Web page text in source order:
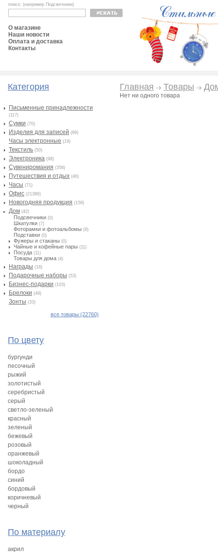
О магазине
Наши новости
Оплата и доставка
Контакты
поиск: (например Подсвечники)
Категория
Письменные принадлежности
(117)
Сумки (70)
Изделия для записей (89)
Часы электронные (19)
Текстиль (50)
Электроника (98)
Сувениромания (358)
Путешествия и отдых (46)
Часы (71)
Офис (21386)
Новогодняя продукция (158)
Дом (42)
Подсвечники (0)
Шкатулки (7)
Фоторамки и фотоальбомы (9)
Подставки (0)
Фужеры и стаканы (0)
Чайные и кофейные пары (11)
Посуда (11)
Товары для дома (4)
Награды (18)
Подарочные наборы (53)
Бизнес-подарки (103)
Брелоки (49)
Зонты (33)
все товары (22760)
По цвету
бургунди
песочный
рыжий
золотистый
серебристый
серый
светло-зеленый
красный
зеленый
бежевый
розовый
оранжевый
шоколадный
бордо
синий
бордовый
коричневый
черный
По материалу
акрил
Главная Товары
Нет ни одного товара